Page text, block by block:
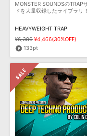
MONSTER SOUNDSのTRAP
ドを大量収録したライブラリ！
HEAVYWEIGHT TRAP
¥6,380 ¥4,466(30%OFF)
133pt